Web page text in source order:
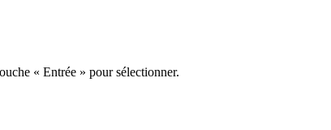
« Entrée » pour sélectionner.